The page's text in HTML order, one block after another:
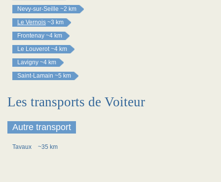
Nevy-sur-Seille ~2 km
Le Vernois ~3 km
Frontenay ~4 km
Le Louverot ~4 km
Lavigny ~4 km
Saint-Lamain ~5 km
Les transports de Voiteur
Autre transport
Tavaux ~35 km